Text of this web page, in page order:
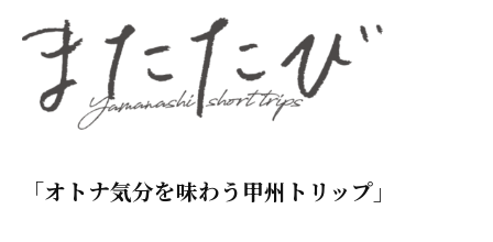
「オトナ気分を味わう甲州トリップ」